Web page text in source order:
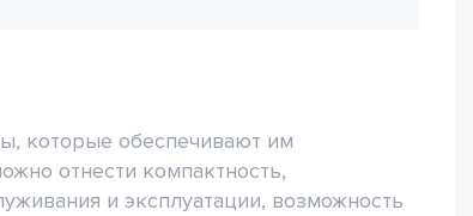
которые обеспечивают им
отнести компактность,
и эксплуатации, возможность